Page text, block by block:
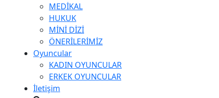
MEDİKAL
HUKUK
MİNİ DİZİ
ÖNERİLERİMİZ
Oyuncular
KADIN OYUNCULAR
ERKEK OYUNCULAR
İletişim